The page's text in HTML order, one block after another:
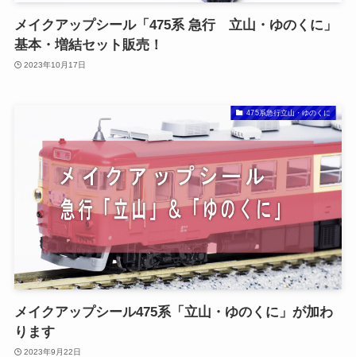
メイクアップシール「475系 急行 立山・ゆのくに」
基本・増結セット販売！
2023年10月17日
475系急行立山・ゆのくに
メイクアップシール475系「立山・ゆのくに」が加わ
ります
2023年9月22日